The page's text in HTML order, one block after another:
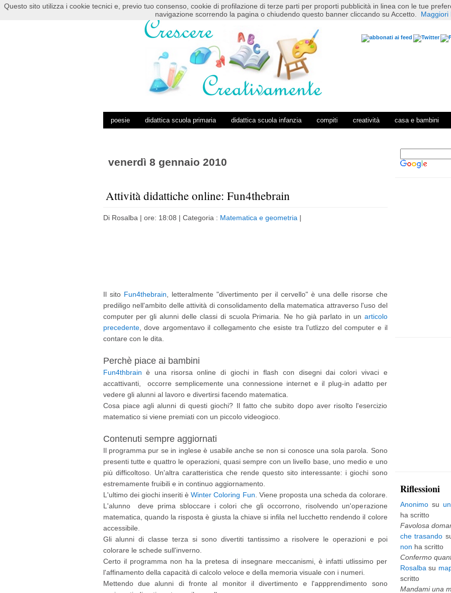
HOME POSTS RSS COMMENTS RSS
poesie didattica scuola primaria didattica scuola infanzia compiti creatività casa e bambini
venerdì 8 gennaio 2010
Attività didattiche online: Fun4thebrain
Di Rosalba | ore: 18:08 | Categoria : Matematica e geometria |
Il sito Fun4thebrain , letteralmente "divertimento per il cervello" è una delle risorse che
prediligo nell'ambito delle attività di consolidamento della matematica attraverso l'uso del
computer per gli alunni delle classi di scuola Primaria. Ne ho già parlato in un articolo
precedente, dove argomentavo il collegamento che esiste tra l'utlizzo del computer e il
contare con le dita.
Perchè piace ai bambini
Fun4thbrain è una risorsa online di giochi in flash con disegni dai colori vivaci e
accattivanti, occorre semplicemente una connessione internet e il plug-in adatto per
vedere gli alunni al lavoro e divertirsi facendo matematica.
Cosa piace agli alunni di questi giochi? Il fatto che subito dopo aver risolto l'esercizio
matematico si viene premiati con un piccolo videogioco.
Contenuti sempre aggiornati
Il programma pur se in inglese è usabile anche se non si conosce una sola parola. Sono
presenti tutte e quattro le operazioni, quasi sempre con un livello base, uno medio e uno
più difficoltoso. Un'altra caratteristica che rende questo sito interessante: i giochi sono
estremamente fruibili e in continuo aggiornamento.
L'ultimo dei giochi inseriti èWinter Coloring Fun . Viene proposta una scheda da colorare.
L'alunno deve prima sbloccare i colori che gli occorrono, risolvendo un'operazione
matematica, quando la risposta è giusta la chiave si infila nel lucchetto rendendo il colore
accessibile.
Gli alunni di classe terza si sono divertiti tantissimo a risolvere le operazioni e poi
colorare le schede sull'inverno.
Certo il programma non ha la pretesa di insegnare meccanismi, è infatti utlissimo per
l'affinamento della capacità di calcolo veloce e della memoria visuale con i numeri.
Mettendo due alunni di fronte al monitor il divertimento e l'appprendimento sono
P
t
p
ù
v
c
i
Riflessioni
Anonimosu
ha scritto
Favolosa
che trasando
non ha scritto
Confermo
Rosalba su
scritto
Mandami una
Questo sito utilizza i cookie tecnici e, previo tuo consenso, cookie di profilazione di terze parti per proporti pubblicità in linea con le tue
navigazione scorrendo la pagina o chiudendo questo banner cliccando su Accetto.
Maggiori